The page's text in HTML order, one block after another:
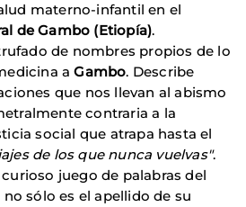
materno-infantil en el
de Gambo (Etiopía).
de nombres propios de lo
aGambo. Describe
que nos llevan al abismo
contraria a la
social que atrapa hasta el
de los que nunca vuelvas".
juego de palabras del
no sólo es el apellido de su